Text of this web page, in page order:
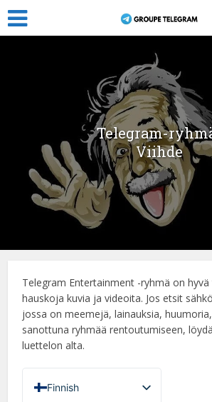
Telegram-
Viihde
Telegram Entertainment -ryhmä on
hauskoja kuvia ja videoita. Jos etsit
jossa on meemejä, lainauksia,
sanottuna ryhmää rentoutumiseen,
luettelon alta.
Finnish